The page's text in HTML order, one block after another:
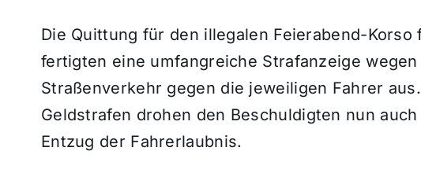
Die Quittung für den illegalen Feierabend-Korso
fertigten eine umfangreiche Strafanzeige
Straßenverkehr gegen die jeweiligen Fahrer aus.
Geldstrafen drohen den Beschuldigten nun
Entzug der Fahrerlaubnis.